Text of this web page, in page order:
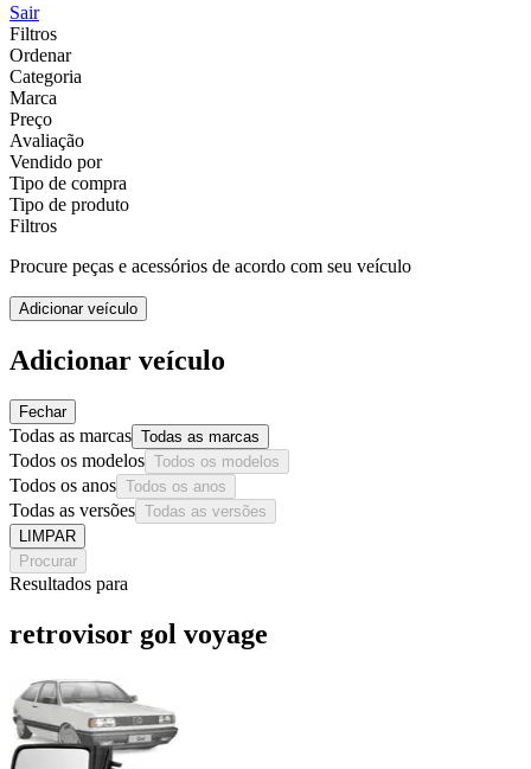
Sair
Filtros
Ordenar
Categoria
Marca
Preço
Avaliação
Vendido por
Tipo de compra
Tipo de produto
Filtros
Procure peças e acessórios de acordo com seu veículo
Adicionar veículo
Adicionar veículo
Fechar
Todas as marcas Todas as marcas
Todos os modelos Todos os modelos
Todos os anos Todos os anos
Todas as versões Todas as versões
LIMPAR
Procurar
Resultados para
retrovisor gol voyage